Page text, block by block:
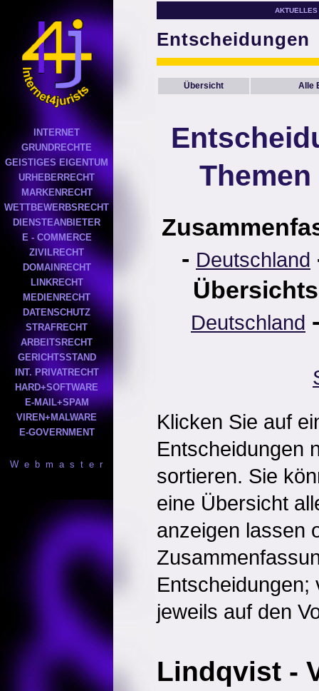
INTERNET
GRUNDRECHTE
GEISTIGES EIGENTUM
URHEBERRECHT
MARKENRECHT
WETTBEWERBSRECHT
DIENSTEANBIETER
E - COMMERCE
ZIVILRECHT
DOMAINRECHT
LINKRECHT
MEDIENRECHT
DATENSCHUTZ
STRAFRECHT
ARBEITSRECHT
GERICHTSSTAND
INT. PRIVATRECHT
HARD+SOFTWARE
E-MAIL+SPAM
VIREN+MALWARE
E-GOVERNMENT
W e b m a s t e r
AKTUELLES
Entscheidungen
Übersicht Alle
- Deutschland
Deutschland
Klicken Sie auf
Entscheidungen
sortieren. Sie
eine Übersicht
anzeigen lassen
Entscheidungen;
jeweils auf den
Lindqvist -